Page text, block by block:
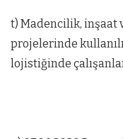
t) Madencilik, inşaat
projelerinde
lojistiğinde